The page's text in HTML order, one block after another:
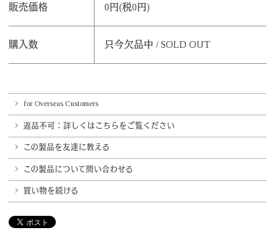
販売価格 0円(税0円)
購入数 只今欠品中 / SOLD OUT
for Overseas Customers
返品不可：詳しくはこちらをご覧ください
この製品を友達に教える
この製品について問い合わせる
買い物を続ける